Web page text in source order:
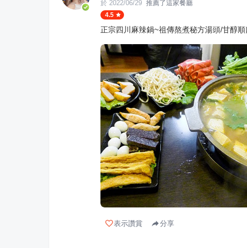
於 2022/06/29 推薦了這家餐廳
4.5
正宗四川麻辣鍋~祖傳熬煮秘方湯頭/甘醇順
表示讚賞 分享